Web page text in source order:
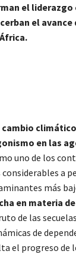
el
el avance
en las
uno de los
a
más
en materia
de las
de
el progreso de